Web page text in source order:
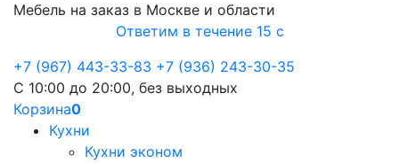
Мебель на заказ в Москве и области
Ответим в течение 15 с
+7 (967) 443-33-83 +7 (936) 243-30-35
С 10:00 до 20:00, без выходных
Корзина0
Кухни
Кухни эконом